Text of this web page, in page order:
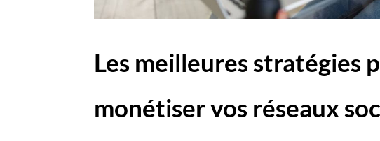
Les meilleures stratégies
monétiser vos réseaux